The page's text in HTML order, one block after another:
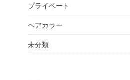
プライベート
ヘアカラー
未分類